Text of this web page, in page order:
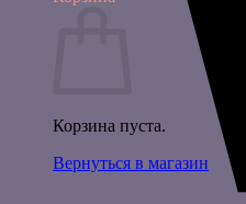
Корзина пуста.
Вернуться в магазин